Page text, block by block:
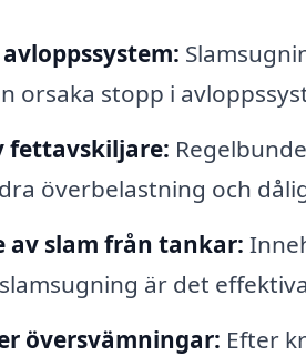
orsaka stopp i
fettavskiljare:
överbelastning och
av slam från tankar:
är det
översvämningar: Efter